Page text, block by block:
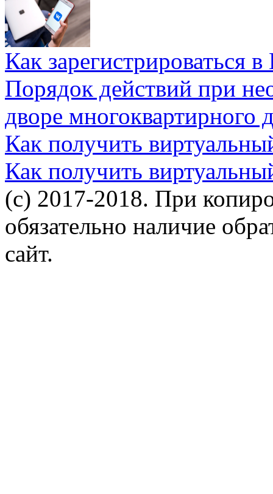
Как зарегистрироваться
Порядок действий при
дворе многоквартирного
Как получить
Как получить
(c) 2017-2018. При
обязательно наличие
сайт.